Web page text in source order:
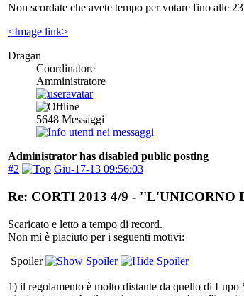
Non scordate che avete tempo per votare fino alle
<Image link>
Dragan
Coordinatore
Amministratore
5648 Messaggi
Administrator has disabled public posting
#2
Giu-17-13 09:56:03
Re: CORTI 2013 4/9 -
Scaricato e letto a tempo di record.
Non mi è piaciuto per i seguenti motivi:
Spoiler
1) il regolamento è molto distante da quello di